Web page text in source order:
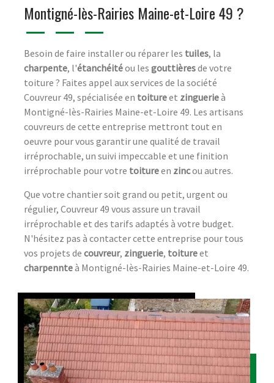
Montigné-lès-Rairies Maine-et-Loire 49 ?
Besoin de faire installer ou réparer les tuiles, la
charpente, l'étanchéitéou les gouttièresde votre
toiture ? Faites appel aux services de la société
Couvreur 49, spécialisée en toitureet zinguerieà
Montigné-lès-Rairies Maine-et-Loire 49. Les artisans
couvreurs de cette entreprise mettront tout en
oeuvre pour vous garantir une qualité de travail
irréprochable, un suivi impeccable et une finition
irréprochable pour votre toitureen zincou autres.
Que votre chantier soit grand ou petit, urgent ou
régulier, Couvreur 49 vous assure un travail
irréprochable et des tarifs adaptés à votre budget.
N'hésitez pas à contacter cette entreprise pour tous
vos projets de couvreur, zinguerie, toitureet
charpennteà Montigné-lès-Rairies Maine-et-Loire 49.